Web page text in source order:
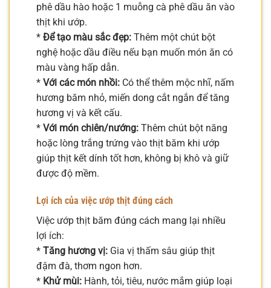
phê dầu hào hoặc 1 muỗng cà phê dầu ăn vào
thịt khi ướp.
* Để tạo màu sắc đẹp: Thêm một chút bột
nghệ hoặc dầu điều nếu bạn muốn món ăn có
màu vàng hấp dẫn.
* Với các món nhồi: Có thể thêm mộc nhĩ, nấm
hương băm nhỏ, miến dong cắt ngắn để tăng
hương vị và kết cấu.
* Với món chiên/nướng: Thêm chút bột năng
hoặc lòng trắng trứng vào thịt băm khi ướp
giúp thịt kết dính tốt hơn, không bị khô và giữ
được độ mềm.
Lợi ích của việc ướp thịt đúng cách
Việc ướp thịt băm đúng cách mang lại nhiều
lợi ích:
* Tăng hương vị: Gia vị thấm sâu giúp thịt
đậm đà, thơm ngon hơn.
* Khử mùi: Hành, tỏi, tiêu, nước mắm giúp loại